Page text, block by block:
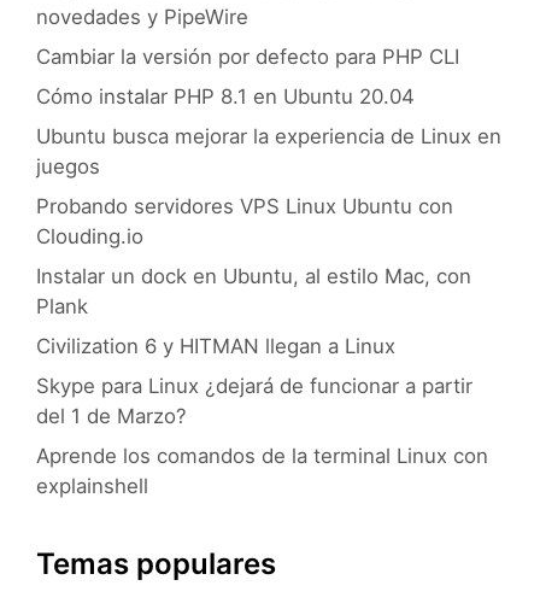
novedades y PipeWire
Cambiar la versión por defecto para PHP CLI
Cómo instalar PHP 8.1 en Ubuntu 20.04
Ubuntu busca mejorar la experiencia de Linux en
juegos
Probando servidores VPS Linux Ubuntu con
Clouding.io
Instalar un dock en Ubuntu, al estilo Mac, con
Plank
Civilization 6 y HITMAN llegan a Linux
Skype para Linux ¿dejará de funcionar a partir
del 1 de Marzo?
Aprende los comandos de la terminal Linux con
explainshell
Temas populares